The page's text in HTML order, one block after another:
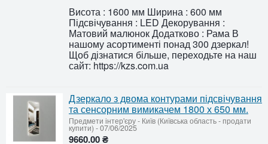
Висота : 1600 мм Ширина : 600 мм
Підсвічування : LED Декорування :
Матовий малюнок Додатково : Рама В
нашому асортименті понад 300 дзеркал!
Щоб дізнатися більше, переходьте на наш
сайт: https://kzs.com.ua
Дзеркало з двома контурами підсвічування
та сенсорним вимикачем 1800 х 650 мм.
Предмети інтер'єру- Київ (Київська область - продати
купити) -07/06/2025
9660.00 ₴